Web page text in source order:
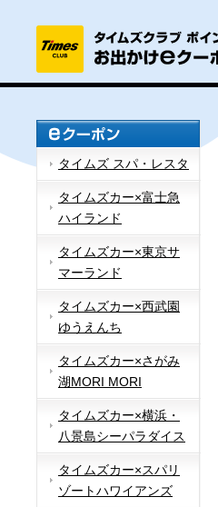
タイムズ スパ・レスタ
タイムズカー×富士急
ハイランド
タイムズカー×東京サ
マーランド
タイムズカー×西武園
ゆうえんち
タイムズカー×さがみ
湖MORI MORI
タイムズカー×横浜・
八景島シーパラダイス
タイムズカー×スパリ
ゾートハワイアンズ